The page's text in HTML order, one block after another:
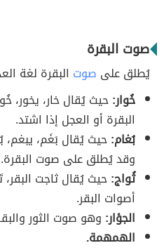
صوت البقرة
يُطلق على صوت البقرة لغة
خُوار:حيث يُقال خار، يخور،
البقرة أو العجل إذا اشتد.
بُغام:حيث يُقال بَغَم، يبغم،
وقد يُطلق على صوت البقرة.
ثُواج:حيث يُقال ثاجت البقر،
أصوات البقر.
الجؤار: وهو صوت الثور
الهمهمة.